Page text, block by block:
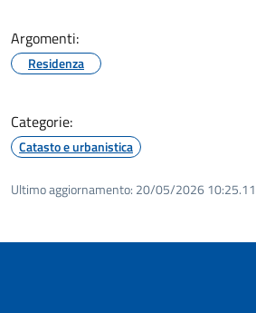
Argomenti:
Residenza
Categorie:
Catasto e urbanistica
Ultimo aggiornamento: 20/05/2026 10:25.11